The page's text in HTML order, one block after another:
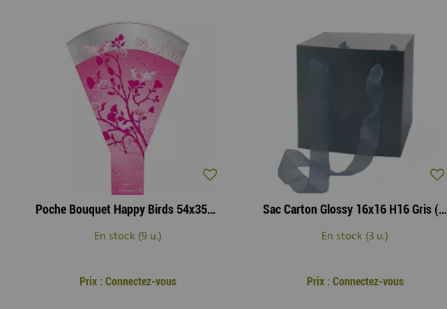
Poche Bouquet Happy Birds 54x35x10 Rose ( x 50 )
En stock (9 u.)
Prix : Connectez-vous
Sac Carton Glossy 16x16 H16 Gris ( x 10 )
En stock (3 u.)
Prix : Connectez-vous